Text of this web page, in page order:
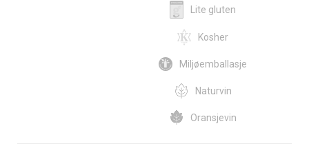
Lite gluten
Kosher
Miljøemballasje
Naturvin
Oransjevin